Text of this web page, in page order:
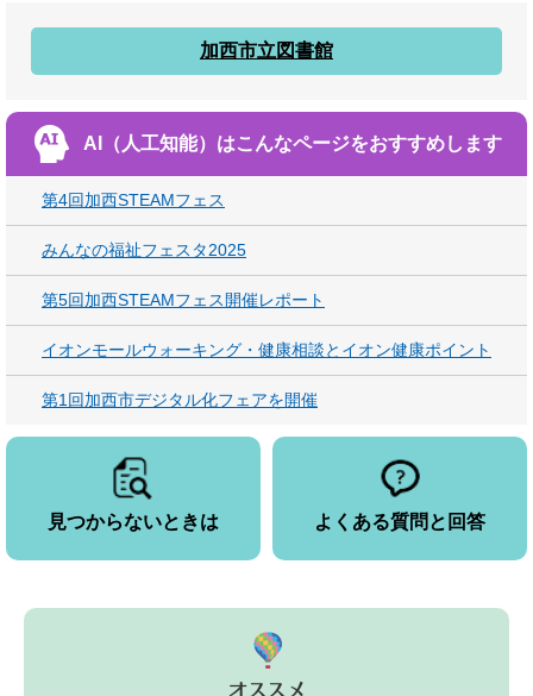
加西市立図書館
AI（人工知能）はこんなページをおすすめします
第4回加西STEAMフェス
みんなの福祉フェスタ2025
第5回加西STEAMフェス開催レポート
イオンモールウォーキング・健康相談とイオン健康ポイント
第1回加西市デジタル化フェアを開催
見つからないときは よくある質問と回答